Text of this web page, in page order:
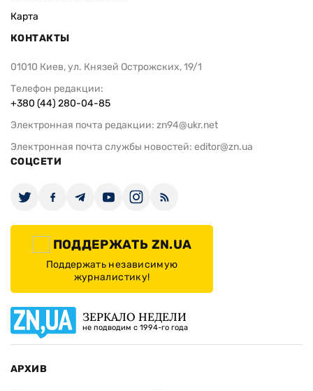
Карта
КОНТАКТЫ
01010 Киев, ул. Князей Острожских, 19/1
Телефон редакции:
+380 (44) 280-04-85
Электронная почта редакции: zn94@ukr.net
Электронная почта службы новостей: editor@zn.ua
СОЦСЕТИ
ПОДДЕРЖАТЬ ZN.UA
Поддержать независимую
журналистику!
ЗЕРКАЛО НЕДЕЛИ
не подводим с 1994-го года
АРХИВ